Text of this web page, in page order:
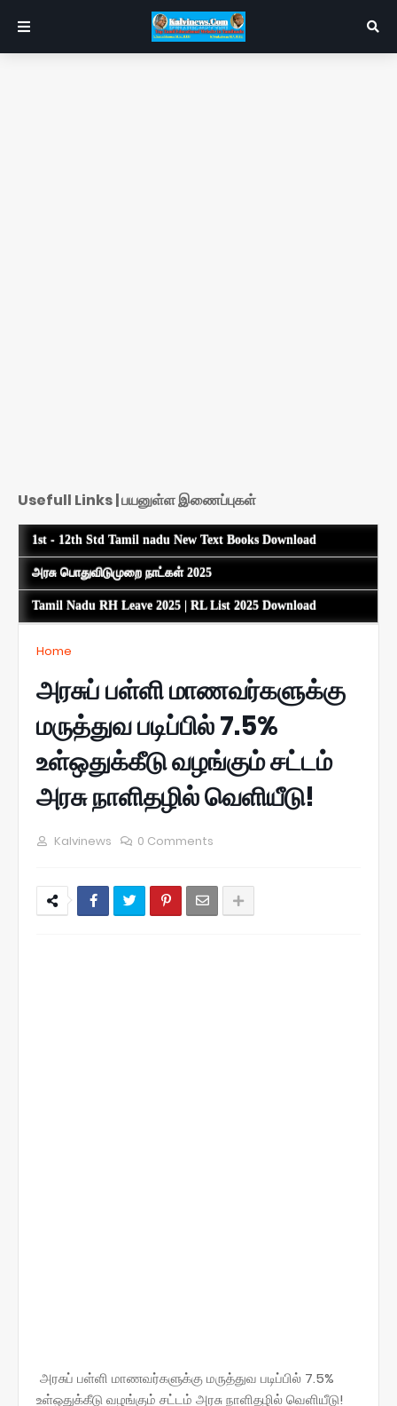
Usefull Links | பயனுள்ள இணைப்புகள்
1st - 12th Std Tamil nadu New Text Books Download
அரசு பொதுவிடுமுறை நாட்கள் 2025
Tamil Nadu RH Leave 2025 | RL List 2025 Download
Home
அரசுப் பள்ளி மாணவர்களுக்கு
மருத்துவ படிப்பில் 7.5%
உள்ஒதுக்கீடு வழங்கும் சட்டம்
அரசு நாளிதழில் வெளியீடு!
Kalvinews 0 Comments
அரசுப் பள்ளி மாணவர்களுக்கு மருத்துவ படிப்பில் 7.5%
உள்ஒதுக்கீடு வழங்கும் சட்டம் அரசு நாளிதழில் வெளியீடு!